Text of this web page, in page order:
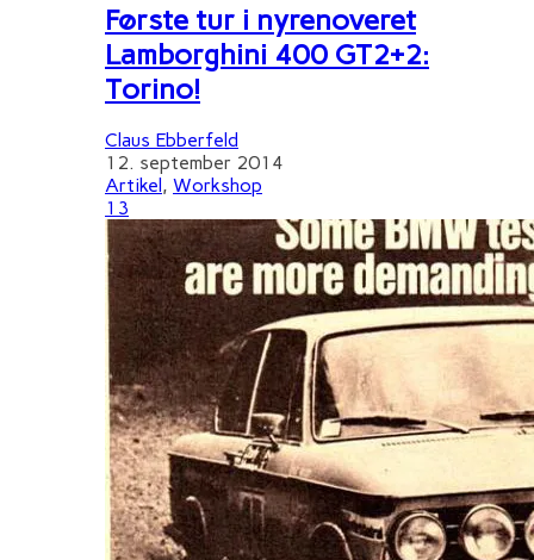
Første tur i nyrenoveret
Lamborghini 400 GT2+2:
Torino!
Claus Ebberfeld
12. september 2014
Artikel , Workshop
13